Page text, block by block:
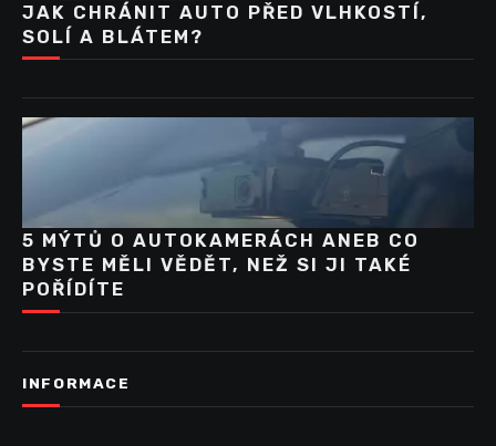
JAK CHRÁNIT AUTO PŘED VLHKOSTÍ,
SOLÍ A BLÁTEM?
5 MÝTŮ O AUTOKAMERÁCH ANEB CO
BYSTE MĚLI VĚDĚT, NEŽ SI JI TAKÉ
POŘÍDÍTE
INFORMACE